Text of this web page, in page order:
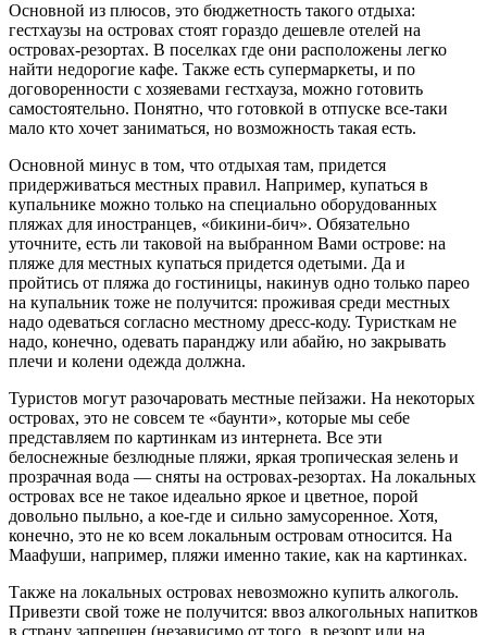
Основной из плюсов, это бюджетность такого отдыха:
гестхаузы на островах стоят гораздо дешевле отелей на
островах-резортах. В поселках где они расположены легко
найти недорогие кафе. Также есть супермаркеты, и по
договоренности с хозяевами гестхауза, можно готовить
самостоятельно. Понятно, что готовкой в отпуске все-таки
мало кто хочет заниматься, но возможность такая есть.
Основной минус в том, что отдыхая там, придется
придерживаться местных правил. Например, купаться в
купальнике можно только на специально оборудованных
пляжах для иностранцев, «бикини-бич». Обязательно
уточните, есть ли таковой на выбранном Вами острове: на
пляже для местных купаться придется одетыми. Да и
пройтись от пляжа до гостиницы, накинув одно только парео
на купальник тоже не получится: проживая среди местных
надо одеваться согласно местному дресс-коду. Туристкам не
надо, конечно, одевать паранджу или абайю, но закрывать
плечи и колени одежда должна.
Туристов могут разочаровать местные пейзажи. На некоторых
островах, это не совсем те «баунти», которые мы себе
представляем по картинкам из интернета. Все эти
белоснежные безлюдные пляжи, яркая тропическая зелень и
прозрачная вода — сняты на островах-резортах. На локальных
островах все не такое идеально яркое и цветное, порой
довольно пыльно, а кое-где и сильно замусоренное. Хотя,
конечно, это не ко всем локальным островам относится. На
Маафуши, например, пляжи именно такие, как на картинках.
Также на локальных островах невозможно купить алкоголь.
Привезти свой тоже не получится: ввоз алкогольных напитков